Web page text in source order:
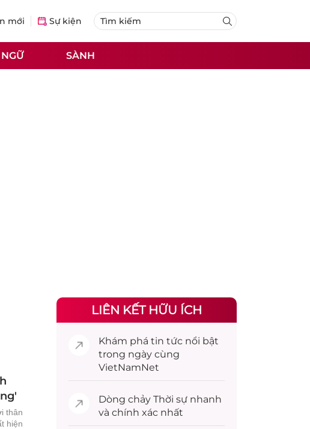
mới Sự kiện
SÀNH
thân
hiện
LIÊN KẾT HỮU ÍCH
Khám phá tin tức nổi bật
trong ngày cùng
VietNamNet
Dòng chảy Thời sự nhanh
và chính xác nhất